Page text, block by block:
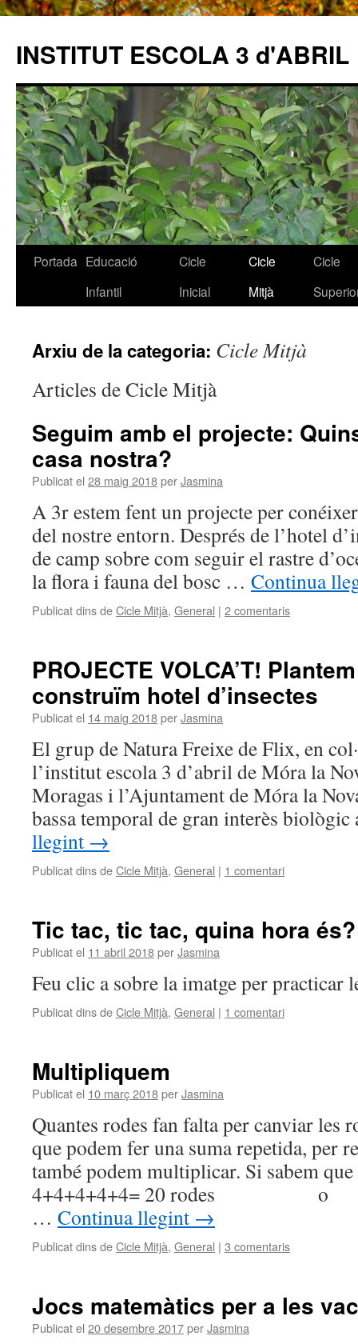
INSTITUT ESCOLA 3 d'ABRIL
Vés
Portada Educació
Infantil
Cicle
Inicial
Cicle
Mitjà
Cicle
Arxiu de la categoria: Cicle Mitjà
Articles de Cicle Mitjà
Seguim amb el projecte:
casa nostra?
Publicat el 28 maig 2018perJasmina
A 3r estem fent un projecte per
del nostre entorn. Després de l’hotel
de camp sobre com seguir el rastre
la flora i fauna del bosc … Continua
Publicat dins deCicle Mitjà, General | 2 comentaris
PROJECTE VOLCA’T!
construïm hotel d’insectes
Publicat el 14 maig 2018perJasmina
El grup de Natura Freixe de Flix, en
l’institut escola 3 d’abril de Móra la
Moragas i l’Ajuntament de Móra la
bassa temporal de gran interès
llegint →
Publicat dins deCicle Mitjà, General | 1 comentari
Tic tac, tic tac, quina hora és?
Publicat el 11 abril 2018perJasmina
Feu clic a sobre la imatge per practicar
Publicat dins deCicle Mitjà, General | 1 comentari
Multipliquem
Publicat el 10 març 2018perJasmina
Quantes rodes fan falta per canviar les
que podem fer una suma repetida, per
també podem multiplicar. Si sabem
4+4+4+4+4= 20 rodes o
… Continua llegint →
Publicat dins deCicle Mitjà, General | 3 comentaris
Jocs matemàtics per a les
Publicat el 20 desembre 2017perJasmina